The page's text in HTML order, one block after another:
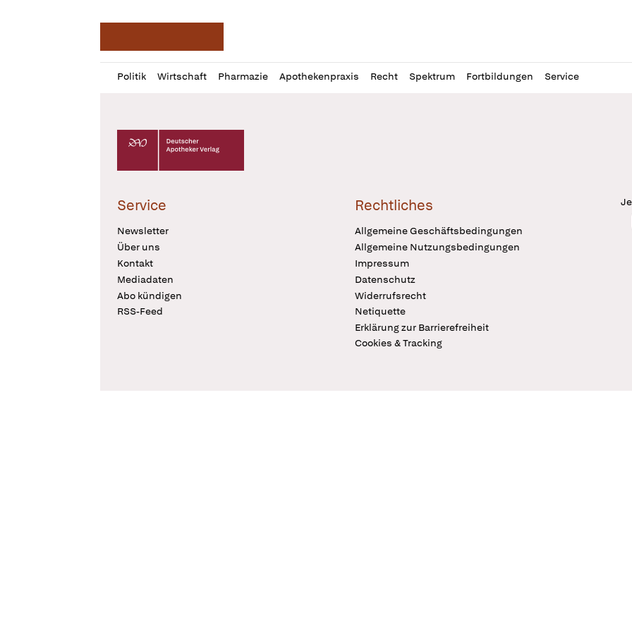
Politik Wirtschaft Pharmazie Apothekenpraxis Recht Spektrum Fortbildungen Service
Profil
öffnen
Daz
Pur
Deutscher Apotheker Verlag Logo
Service
Newsletter
Über uns
Kontakt
Mediadaten
Abo kündigen
RSS-Feed
Rechtliches
Allgemeine Geschäftsbedingungen
Allgemeine Nutzungsbedingungen
Impressum
Datenschutz
Widerrufsrecht
Netiquette
Erklärung zur Barrierefreiheit
Cookies & Tracking